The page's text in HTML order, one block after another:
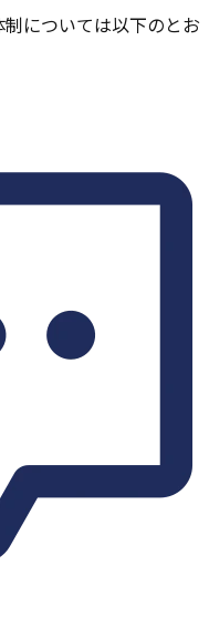
については以下のとお